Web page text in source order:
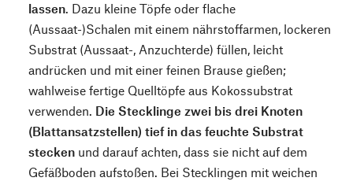
lassen. Dazu kleine Töpfe oder flache
(Aussaat-)Schalen mit einem nährstoffarmen, lockeren
Substrat (Aussaat-, Anzuchterde) füllen, leicht
andrücken und mit einer feinen Brause gießen;
wahlweise fertige Quelltöpfe aus Kokossubstrat
verwenden. Die Stecklinge zwei bis drei Knoten
(Blattansatzstellen) tief in das feuchte Substrat
stecken und darauf achten, dass sie nicht auf dem
Gefäßboden aufstoßen. Bei Stecklingen mit weichen